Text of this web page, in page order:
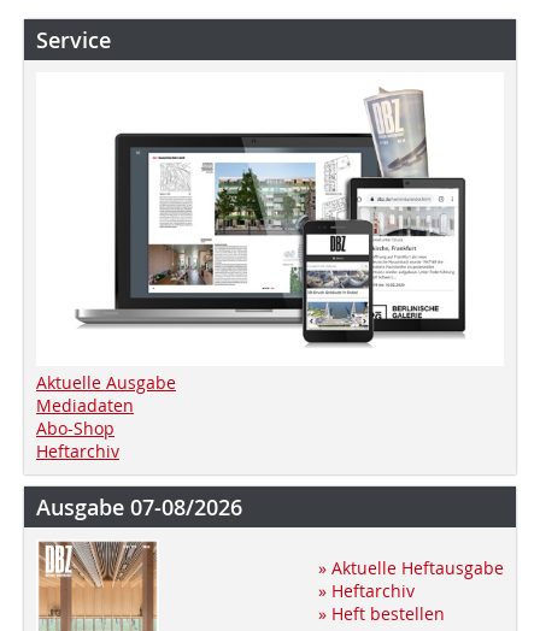
Service
Aktuelle Ausgabe
Mediadaten
Abo-Shop
Heftarchiv
Ausgabe 07-08/2026
» Aktuelle Heftausgabe
» Heftarchiv
» Heft bestellen